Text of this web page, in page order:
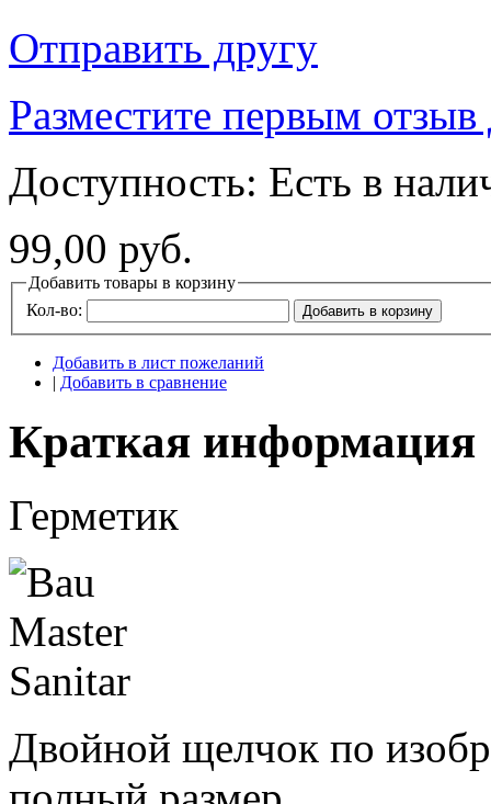
Отправить другу
Разместите первым отзыв
Доступность: Есть в
99,00 руб.
Добавить товары в корзину
Кол-во:
Добавить в корзину
Добавить в лист пожеланий
| Добавить в сравнение
Краткая информация
Герметик
Двойной щелчок по